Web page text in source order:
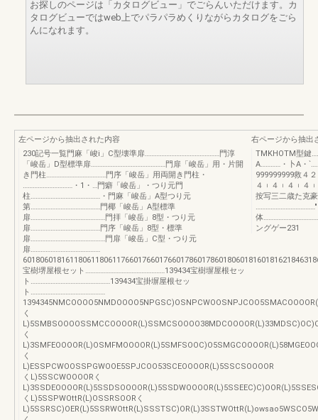
お探しのページは「カタログビュー」でごらんいただけます。カ
タログビューではweb上でパラパラめくりながらカタログをごら
んになれます。
左ページから抽出された内容
230記号一覧門麻「峻i」C型壊準扉………………………………………門淳
「峻岳」D型標準扉………………………………………門扉「峻岳」用・片開
き門柱………………………………門序「峻岳」用両開き門柱・
…………………………・1・…門癖「峻岳」・つり元門
柱……………………………………・門麻「峻岳」A型つり元
第……………………………………門椰「峻岳」A型標準
扉………………………………………門拝「峻岳」8型・つり元
扉……………………………………門序「峻岳」8型・標準
扉………………………………………門扉「峻岳」C型・つり元
扉……………………………………
宝樹堺屋根セット…………………………………………139434宝樹塀屋根セッ
ト…………………………………………139434宝掛塀屋根セッ
ト………………………………………
く
く
く
L)ESSPCWOOSSPGWOOE5SPJCOO53SCEOOOOR(L)5SSCSOOOOR
くL)5SSCWOOOORく
くL)5SSPWOttR(L)OSSRSOORく
右ページから抽出
TMKHOTM型
A…………・卜A・
999999999救４
４︲４︲４︲４
按写三二歳た克
………………………………"
体
ングゲー231